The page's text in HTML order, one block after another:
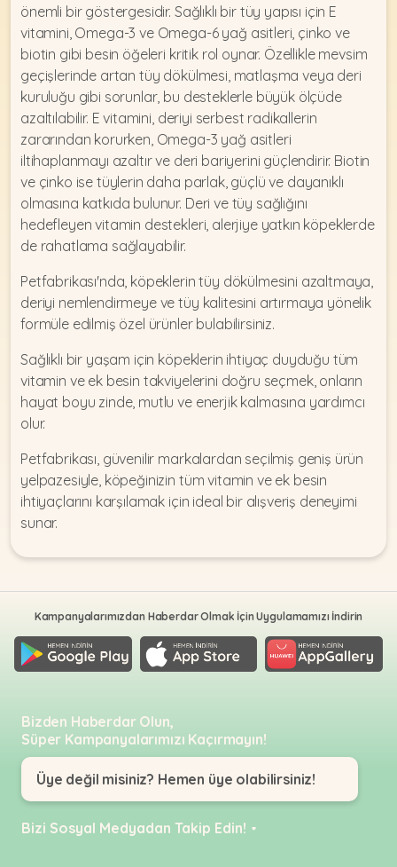
önemli bir göstergesidir. Sağlıklı bir tüy yapısı için E
vitamini, Omega-3 ve Omega-6 yağ asitleri, çinko ve
biotin gibi besin öğeleri kritik rol oynar. Özellikle mevsim
geçişlerinde artan tüy dökülmesi, matlaşma veya deri
kuruluğu gibi sorunlar, bu desteklerle büyük ölçüde
azaltılabilir. E vitamini, deriyi serbest radikallerin
zararından korurken, Omega-3 yağ asitleri
iltihaplanmayı azaltır ve deri bariyerini güçlendirir. Biotin
ve çinko ise tüylerin daha parlak, güçlü ve dayanıklı
olmasına katkıda bulunur. Deri ve tüy sağlığını
hedefleyen vitamin destekleri, alerjiye yatkın köpeklerde
de rahatlama sağlayabilir.
Petfabrikası'nda, köpeklerin tüy dökülmesini azaltmaya,
deriyi nemlendirmeye ve tüy kalitesini artırmaya yönelik
formüle edilmiş özel ürünler bulabilirsiniz.
Sağlıklı bir yaşam için köpeklerin ihtiyaç duyduğu tüm
vitamin ve ek besin takviyelerini doğru seçmek, onların
hayat boyu zinde, mutlu ve enerjik kalmasına yardımcı
olur.
Petfabrikası, güvenilir markalardan seçilmiş geniş ürün
yelpazesiyle, köpeğinizin tüm vitamin ve ek besin
ihtiyaçlarını karşılamak için ideal bir alışveriş deneyimi
sunar.
Kampanyalarımızdan Haberdar Olmak İçin Uygulamamızı İndirin
Bizden Haberdar Olun,
Süper Kampanyalarımızı Kaçırmayın!
Üye değil misiniz? Hemen üye olabilirsiniz!
Bizi Sosyal Medyadan Takip Edin!